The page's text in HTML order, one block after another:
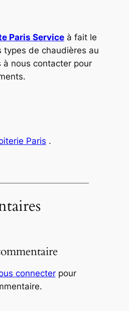
Paris Serviceà fait le
de chaudières au
à nous contacter pour
Paris .
connecterpour